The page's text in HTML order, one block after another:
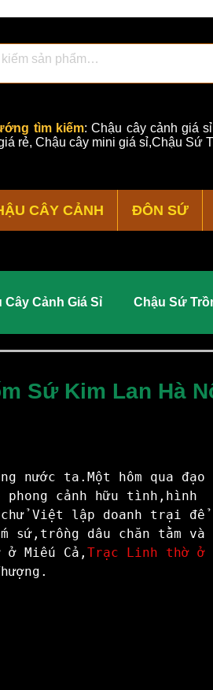
Cây Cảnh Giá Sỉ Chậu Sứ
Village Du Lịch
Gốm Phù Lãng Bắc Ninh
Beaty
Sứ Kim Lan Hà
nước ta.Một hôm qua đạo
phong cảnh hữu tình,hình
Việt lập doanh trại để
sứ,trồng dâu chăn tằm và
Miếu Cả, Trạc Linh thờ ở
tìm kiếm:Chậu cây cảnh giá sỉ
rẻ, Chậu cây mini giá sỉ,Chậu Sứ
CÂY CẢNH ĐÔN SỨ